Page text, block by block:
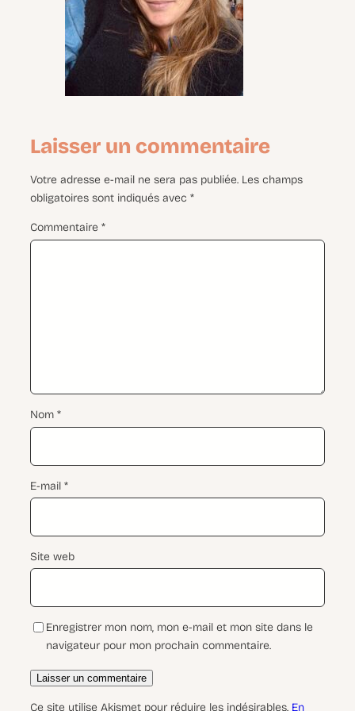
Laisser un commentaire
Votre adresse e-mail ne sera pas publiée. Les champs
obligatoires sont indiqués avec *
Commentaire *
Nom *
E-mail *
Site web
Enregistrer mon nom, mon e-mail et mon site dans le
navigateur pour mon prochain commentaire.
Ce site utilise Akismet pour réduire les indésirables. En